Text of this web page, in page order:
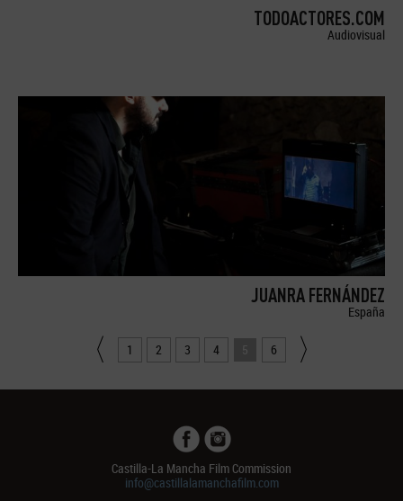
TODOACTORES.COM
Audiovisual
JUANRA FERNÁNDEZ
España
1 2 3 4 5 6
Castilla-La Mancha Film Commission
info@castillalamanchafilm.com